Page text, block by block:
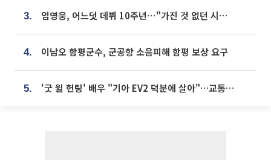
3. 임영웅, 어느덧 데뷔 10주년⋯"가진 것 없던 시절, 내 앞엔 20명의 팬뿐"
4. 이남오 함평군수, 군공항 소음피해 함평 보상 요구
5. '굿 윌 헌팅' 배우 "기아 EV2 덕분에 살아"…교통사고 후 안전성 극찬